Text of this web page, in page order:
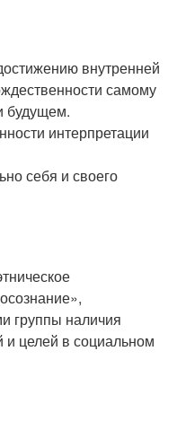
внутренней
самому
будущем.
интерпретации
себя и своего
группы наличия
и целей в социальном